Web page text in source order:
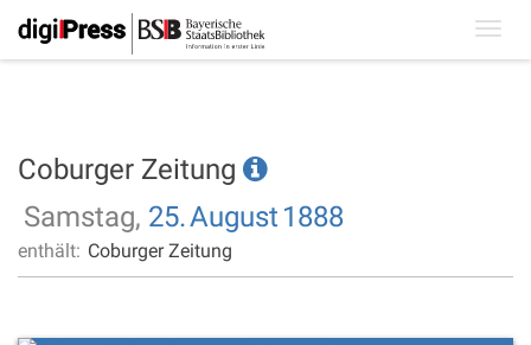
Coburger Zeitung
Samstag, 25.August 1888
enthält: Coburger Zeitung